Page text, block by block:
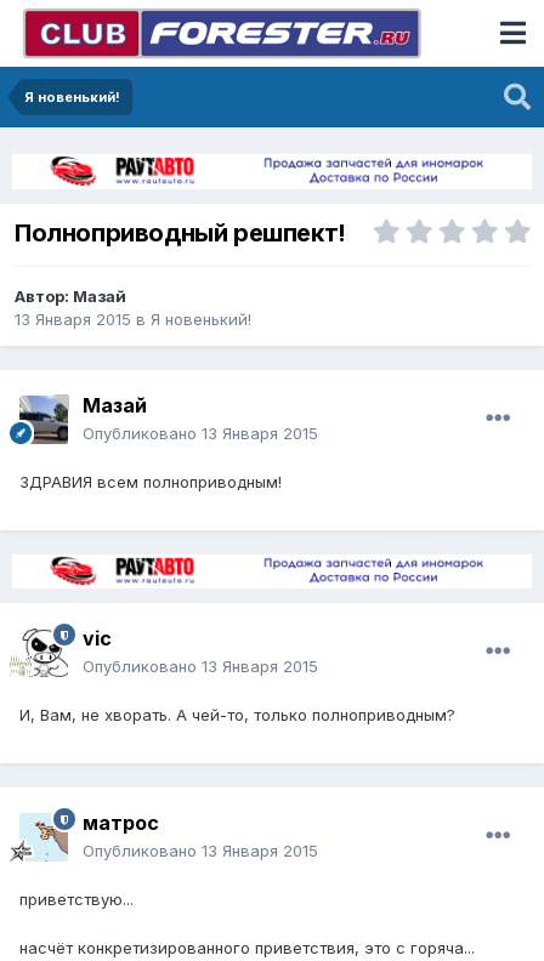
Я новенький!
Полноприводный решпект!
Автор: Мазай
13 Января 2015 в Я новенький!
Мазай
Опубликовано 13 Января 2015
ЗДРАВИЯ всем полноприводным!
vic
Опубликовано 13 Января 2015
И, Вам, не хворать. А чей-то, только полноприводным?
матрос
Опубликовано 13 Января 2015
приветствую...
насчёт конкретизированного приветствия, это с горяча...